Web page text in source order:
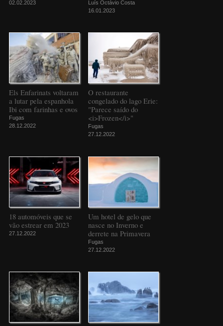
02.02.2023
Luís Octávio Costa
16.01.2023
Els Enfarinats voltaram
a lutar pela espanhola
Ibi com farinhas e ovos
Fugas
28.12.2022
O restaurante
congelado do lago Erie:
"Parece saído do
<i>Frozen</i>"
Fugas
27.12.2022
18 automóveis que se
vão estrear em 2023
27.12.2022
Um hotel de gelo que
nasce no Inverno e
derrete na Primavera
Fugas
27.12.2022